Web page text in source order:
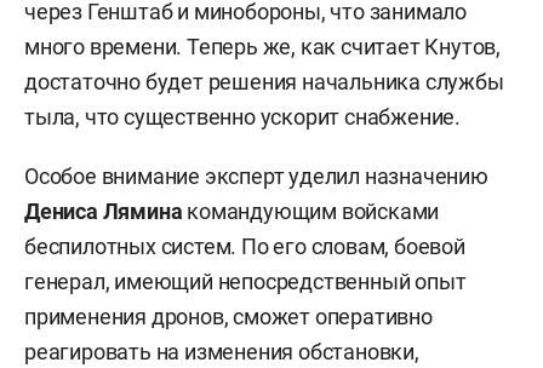
через Генштаб и минобороны, что занимало
много времени. Теперь же, как считает Кнутов,
достаточно будет решения начальника службы
тыла, что существенно ускорит снабжение.
Особое внимание эксперт уделил назначению
Дениса Лямина командующим войсками
беспилотных систем. По его словам, боевой
генерал, имеющий непосредственный опыт
применения дронов, сможет оперативно
реагировать на изменения обстановки,